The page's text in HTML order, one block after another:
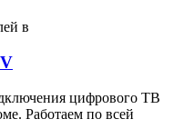
в
цифрового ТВ
Работаем по всей